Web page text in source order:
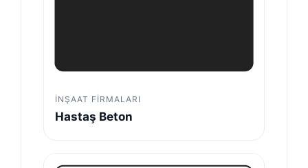
İNŞAAT FIRMALARI
Hastaş Beton